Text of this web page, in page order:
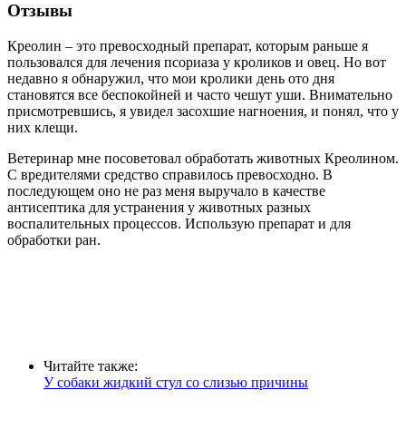
Отзывы
Креолин – это превосходный препарат, которым раньше я
пользовался для лечения псориаза у кроликов и овец. Но вот
недавно я обнаружил, что мои кролики день ото дня
становятся все беспокойней и часто чешут уши. Внимательно
присмотревшись, я увидел засохшие нагноения, и понял, что у
них клещи.
Ветеринар мне посоветовал обработать животных Креолином.
С вредителями средство справилось превосходно. В
последующем оно не раз меня выручало в качестве
антисептика для устранения у животных разных
воспалительных процессов. Использую препарат и для
обработки ран.
Читайте также:
У собаки жидкий стул со слизью причины